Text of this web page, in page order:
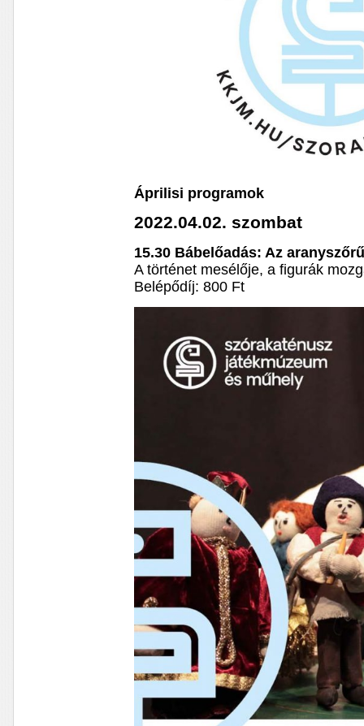
Áprilisi programok
2022.04.02. szombat
15.30 Bábelőadás: Az
A történet mesélője, a figurák
Belépődíj: 800 Ft